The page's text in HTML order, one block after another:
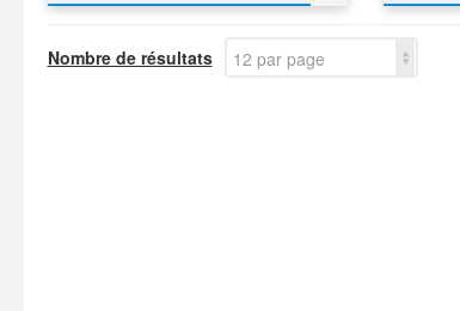
Nombre de résultats 12 par page